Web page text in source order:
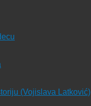
(Vojislava Latković)